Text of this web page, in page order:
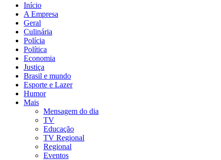
Início
A Empresa
Geral
Culinária
Polícia
Política
Economia
Justiça
Brasil e mundo
Esporte e Lazer
Humor
Mais
Mensagem do dia
TV
Educação
TV Regional
Regional
Eventos